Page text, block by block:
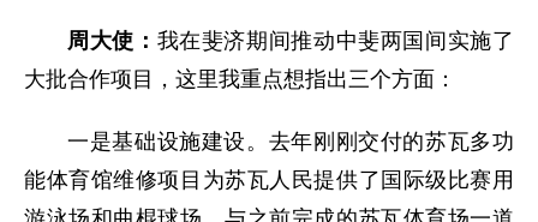
周大使： 我在斐济期间推动中斐两国间实施了
大批合作项目，这里我重点想指出三个方面：
一是基础设施建设。去年刚刚交付的苏瓦多功
能体育馆维修项目为苏瓦人民提供了国际级比赛用